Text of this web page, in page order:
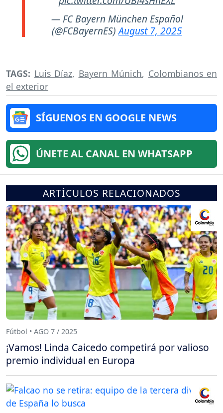
— FC Bayern München Español
(@FCBayernES)August 7, 2025
TAGS: Luis Díaz, Bayern Múnich, Colombianos en
el exterior
SÍGUENOS EN GOOGLE NEWS
ÚNETE AL CANAL EN WHATSAPP
ARTÍCULOS RELACIONADOS
Fútbol • AGO 7 / 2025
¡Vamos! Linda Caicedo competirá por valioso
premio individual en Europa